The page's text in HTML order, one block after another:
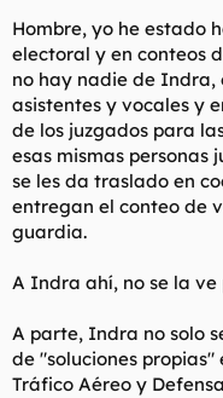
Hombre, yo he estado
electoral y en conteos
no hay nadie de Indra,
asistentes y vocales y
de los juzgados para
esas mismas personas
se les da traslado en
entregan el conteo de
guardia.
A Indra ahí, no se la
A parte, Indra no solo
de "soluciones propias"
Tráfico Aéreo y